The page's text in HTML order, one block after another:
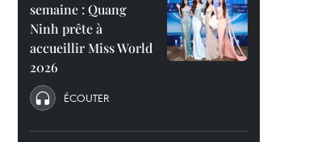
semaine : Quang
Ninh prête à
accueillir Miss World
2026
ÉCOUTER